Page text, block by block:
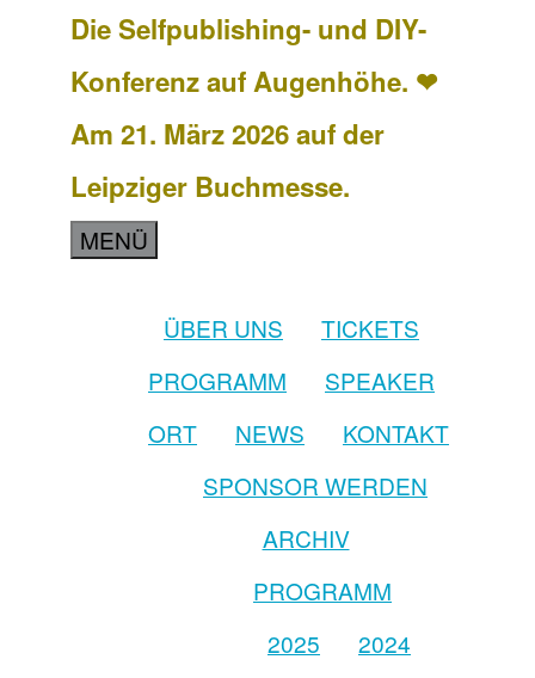
Die Selfpublishing- und DIY-
Konferenz auf Augenhöhe. ❤
Am 21. März 2026 auf der
Leipziger Buchmesse.
MENÜ
ÜBER UNS
TICKETS
PROGRAMM
SPEAKER
ORT
NEWS
KONTAKT
SPONSOR WERDEN
ARCHIV
PROGRAMM
2025
2024